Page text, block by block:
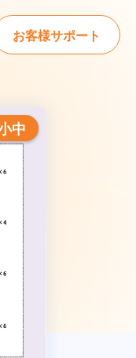
お客様サポート